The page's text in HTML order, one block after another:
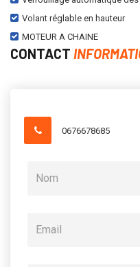
Volant réglable en hauteur
MOTEUR A CHAINE
CONTACT
0676678685